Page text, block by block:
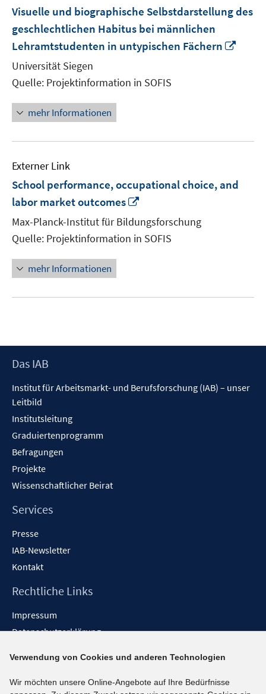
Visuelle und biographische Selbstdarstellung des
geschlechtlichen Habitus bei männlichen
Lehramtstudenten in untypischen Fächern
Universität Siegen
Quelle: Projektinformation in SOFIS
mehr Informationen
Externer Link
School performance, occupational choice, and
labor market outcomes
neuem
Fenster
öffnen
Max-Planck-Institut für Bildungsforschung
Quelle: Projektinformation in SOFIS
mehr Informationen
Footer
Das IAB
Institut für Arbeitsmarkt- und Berufsforschung (IAB) – unser
Leitbild
Institutsleitung
Graduiertenprogramm
Befragungen
Projekte
Wissenschaftlicher Beirat
Services
Presse
IAB-Newsletter
Kontakt
Rechtliche Links
Impressum
Datenschutzerklärung
Barrieren melden
Social-Media-Kanäle
Verwendung von Cookies und anderen Technologien
Wir möchten unsere Online-Angebote auf Ihre Bedürfnisse